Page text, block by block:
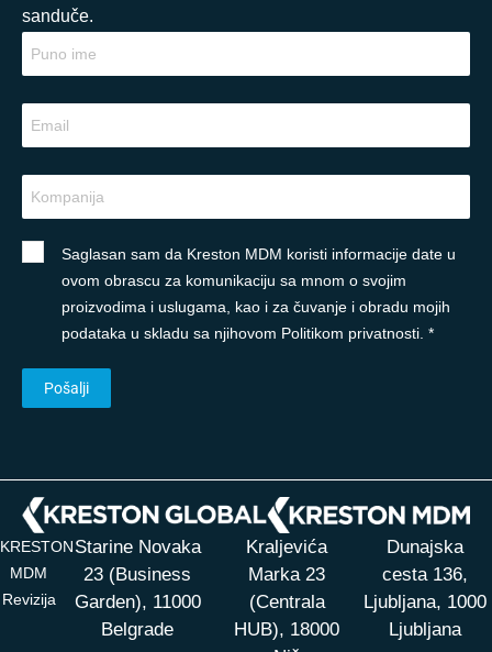
sanduče.
Saglasan sam da Kreston MDM koristi informacije date u
ovom obrascu za komunikaciju sa mnom o svojim
proizvodima i uslugama, kao i za čuvanje i obradu mojih
podataka u skladu sa njihovom Politikom privatnosti. *
KRESTON
MDM
Revizija
Starine Novaka
23 (Business
Garden), 11000
Belgrade
Kraljevića
Marka 23
(Centrala
HUB), 18000
Dunajska
cesta 136,
Ljubljana, 1000
Ljubljana